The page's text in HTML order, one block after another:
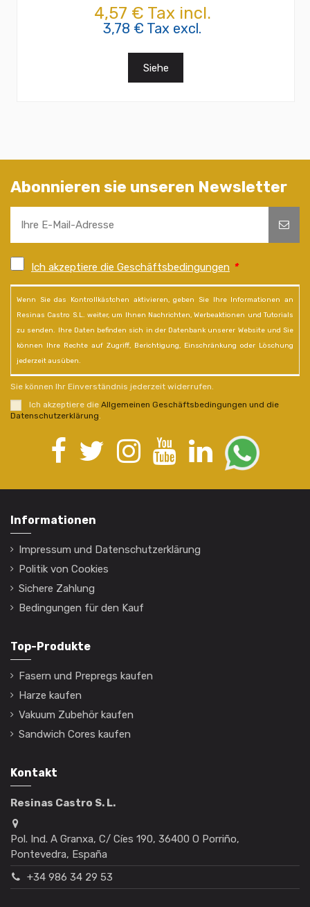
4,57 € Tax incl.
3,78 € Tax excl.
Siehe
Abonnieren sie unseren Newsletter
Ich akzeptiere die Geschäftsbedingungen *
Wenn Sie das Kontrollkästchen aktivieren, geben Sie Ihre Informationen an
Resinas Castro S.L. weiter, um Ihnen Nachrichten, Werbeaktionen und Tutorials
zu senden. Ihre Daten befinden sich in der Datenbank unserer Website und Sie
können Ihre Rechte auf Zugriff, Berichtigung, Einschränkung oder Löschung
jederzeit ausüben.
Sie können Ihr Einverständnis jederzeit widerrufen.
Ich akzeptiere die Allgemeinen Geschäftsbedingungen und die
Datenschutzerklärung
Informationen
Impressum und Datenschutzerklärung
Politik von Cookies
Sichere Zahlung
Bedingungen für den Kauf
Top-Produkte
Fasern und Prepregs kaufen
Harze kaufen
Vakuum Zubehör kaufen
Sandwich Cores kaufen
Kontakt
Resinas Castro S. L.
Pol. Ind. A Granxa, C/ Cíes 190, 36400 O Porriño,
Pontevedra, España
+34 986 34 29 53